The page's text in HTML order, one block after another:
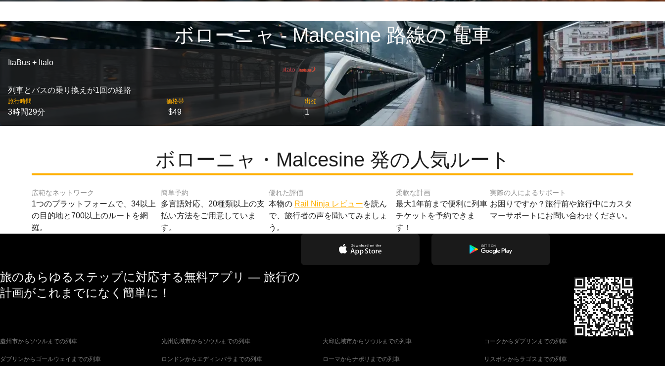
ボローニャ - Malcesine 路線の 電車
ItaBus + Italo
列車とバスの乗り換えが1回の経路
旅行時間
3時間29分
価格帯
$49
出発
1
ボローニャ・Malcesine 発の人気ルート
広範なネットワーク
1つのプラットフォームで、34以上
の目的地と700以上のルートを網
羅。
簡単予約
多言語対応、20種類以上の支
払い方法をご用意していま
す。
優れた評価
本物の Rail Ninja レビューを読ん
で、旅行者の声を聞いてみましょ
う。
柔軟な計画
最大1年前まで便利に列車
チケットを予約できま
す！
実際の人によるサポート
お困りですか？旅行前や旅行中にカスタ
マーサポートにお問い合わせください。
旅のあらゆるステップに対応する無料アプリ — 旅行の
計画がこれまでになく簡単に！
慶州市からソウルまでの列車 光州広域市からソウルまでの列車 大邱広域市からソウルまでの列車 コークからダブリンまでの列車
ダブリンからゴールウェイまでの列車 ロンドンからエディンバラまでの列車 ローマからナポリまでの列車 リスボンからラゴスまでの列車